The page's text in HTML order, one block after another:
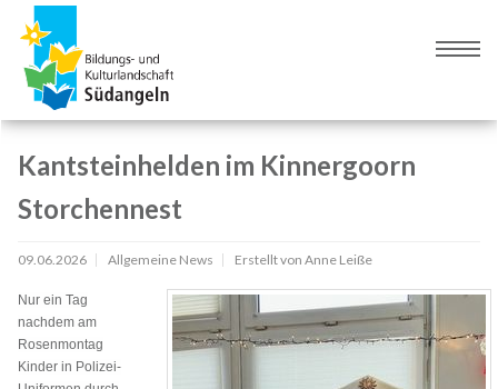
Navigation
springen
Inhalt
springen
Kantsteinhelden im Kinnergoorn
Storchennest
09.06.2026 Allgemeine News Erstellt von Anne Leiße
Nur ein Tag
nachdem am
Rosenmontag
Kinder in Polizei-